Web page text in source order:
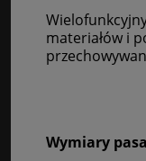
materiałów i
Wymiary